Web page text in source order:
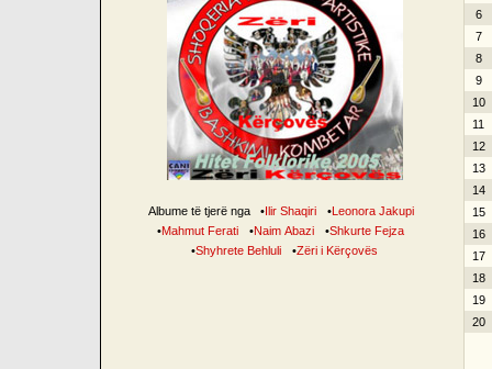
Albume të tjerë nga •Ilir Shaqiri •Leonora Jakupi
•Mahmut Ferati •Naim Abazi •Shkurte Fejza
•Shyhrete Behluli •Zëri i Kërçovës
6
7
8
9
10
11
12
13
14
15
16
17
18
19
20